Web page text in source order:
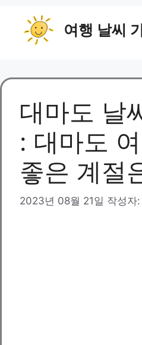
너
여행 날씨
대마도 날
: 대마도
좋은 계절
2023년 08월 21일 작성자: